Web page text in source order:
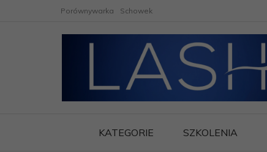
Porównywarka Schowek
KATEGORIE SZKOLENIA